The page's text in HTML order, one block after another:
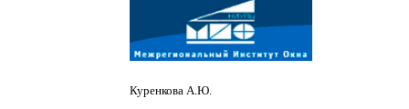
Куренкова А.Ю.